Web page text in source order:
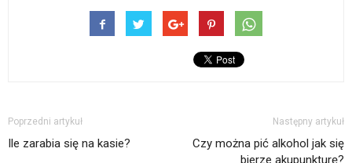
Poprzedni artykuł
Ile zarabia się na kasie?
Następny artykuł
Czy można pić alkohol jak się
bierze akupunkturę?